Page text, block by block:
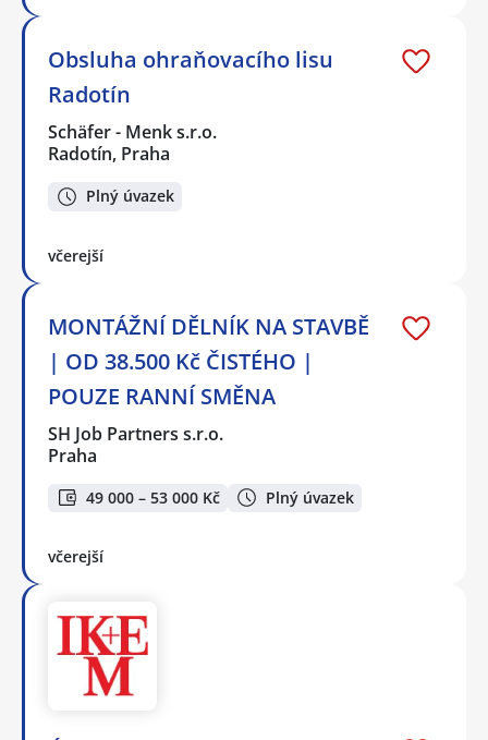
Obsluha ohraňovacího lisu
Radotín
Schäfer - Menk s.r.o.
Radotín, Praha
Plný úvazek
včerejší
MONTÁŽNÍ DĚLNÍK NA STAVBĚ
| OD 38.500 Kč ČISTÉHO |
POUZE RANNÍ SMĚNA
SH Job Partners s.r.o.
Praha
49 000 – 53 000 Kč Plný úvazek
včerejší